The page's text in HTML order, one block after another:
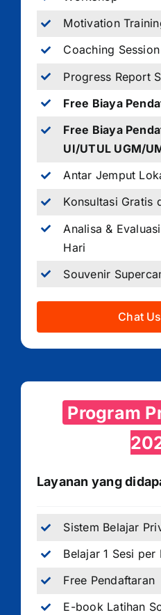
Motivation
Coaching Session
Progress Report
Free Biaya
Free Biaya
UI/UTUL UGM/
Antar Jemput
Konsultasi Gratis
Analisa &
Hari
Souvenir
Chat
Program
Layanan yang
Sistem Belajar
Belajar 1 Sesi per
Free Pendaftaran
E-book Latihan